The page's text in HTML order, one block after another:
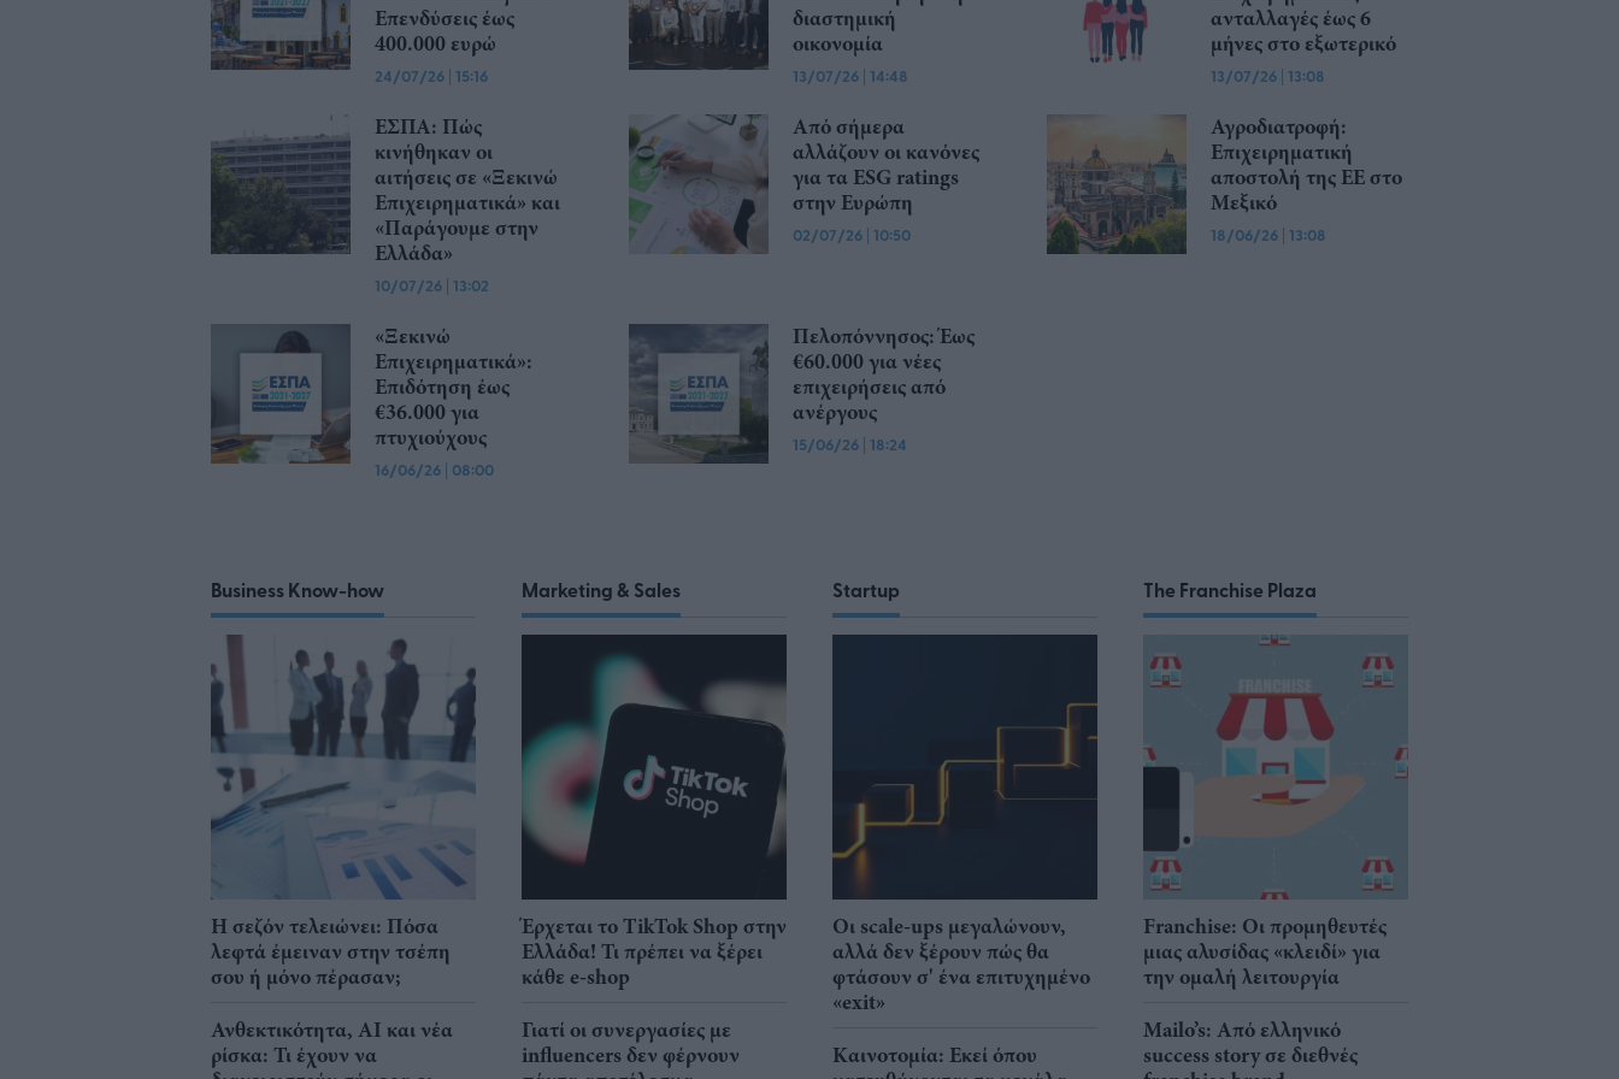
Επενδύσεις έως
400.000 ευρώ
24/07/26 | 15:16
διαστημική
οικονομία
13/07/26 | 14:48
ανταλλαγές έως 6
μήνες στο εξωτερικό
13/07/26 | 13:08
ΕΣΠΑ: Πώς
κινήθηκαν οι
αιτήσεις σε «Ξεκινώ
Επιχειρηματικά» και
«Παράγουμε στην
Ελλάδα»
10/07/26 | 13:02
Από σήμερα
αλλάζουν οι κανόνες
για τα ESG ratings
στην Ευρώπη
02/07/26 | 10:50
Αγροδιατροφή:
Επιχειρηματική
αποστολή της ΕΕ στο
Μεξικό
18/06/26 | 13:08
«Ξεκινώ
Επιχειρηματικά»:
Επιδότηση έως
€36.000 για
πτυχιούχους
16/06/26 | 08:00
Πελοπόννησος: Έως
€60.000 για νέες
επιχειρήσεις από
ανέργους
15/06/26 | 18:24
Business Know-how
Η σεζόν τελειώνει: Πόσα
λεφτά έμειναν στην τσέπη
σου ή μόνο πέρασαν;
Ανθεκτικότητα, AI και νέα
ρίσκα: Τι έχουν να
Marketing & Sales
Έρχεται το TikTok Shop στην
Ελλάδα! Τι πρέπει να ξέρει
κάθε e-shop
Γιατί οι συνεργασίες με
influencers δεν φέρνουν
Startup
Οι scale-ups μεγαλώνουν,
αλλά δεν ξέρουν πώς θα
φτάσουν σ' ένα επιτυχημένο
«exit»
Καινοτομία: Εκεί όπου
The Franchise Plaza
Franchise: Οι προμηθευτές
μιας αλυσίδας «κλειδί» για
την ομαλή λειτουργία
Mailo’s: Από ελληνικό
success story σε διεθνές